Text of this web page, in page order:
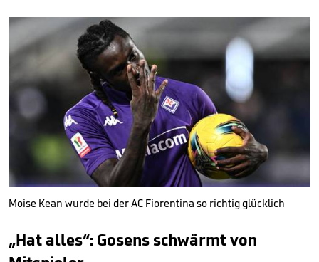
Moise Kean wurde bei der AC Fiorentina so richtig glücklich
„Hat alles“: Gosens schwärmt von